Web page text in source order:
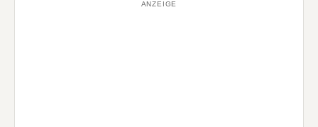
ANZEIGE